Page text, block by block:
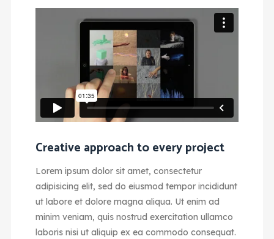
Creative approach to every project
Lorem ipsum dolor sit amet, consectetur
adipisicing elit, sed do eiusmod tempor incididunt
ut labore et dolore magna aliqua. Ut enim ad
minim veniam, quis nostrud exercitation ullamco
laboris nisi ut aliquip ex ea commodo consequat.